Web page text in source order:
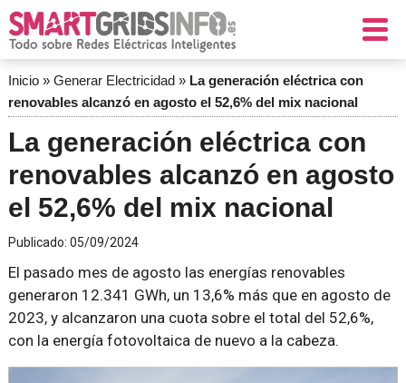
Inicio» Generar Electricidad» La generación eléctrica con
renovables alcanzó en agosto el 52,6% del mix nacional
La generación eléctrica con
renovables alcanzó en agosto
el 52,6% del mix nacional
Publicado: 05/09/2024
El pasado mes de agosto las energías renovables
generaron 12.341 GWh, un 13,6% más que en agosto de
2023, y alcanzaron una cuota sobre el total del 52,6%,
con la energía fotovoltaica de nuevo a la cabeza.